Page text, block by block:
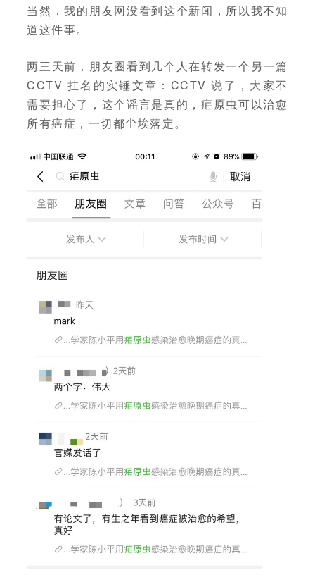
当然，我的朋友网没看到这个新闻，所以我不知
道这件事。
两三天前，朋友圈看到几个人在转发一个另一篇
CCTV 挂名的实锤文章：CCTV 说了，大家不
需要担心了，这个谣言是真的，疟原虫可以治愈
所有癌症，一切都尘埃落定。